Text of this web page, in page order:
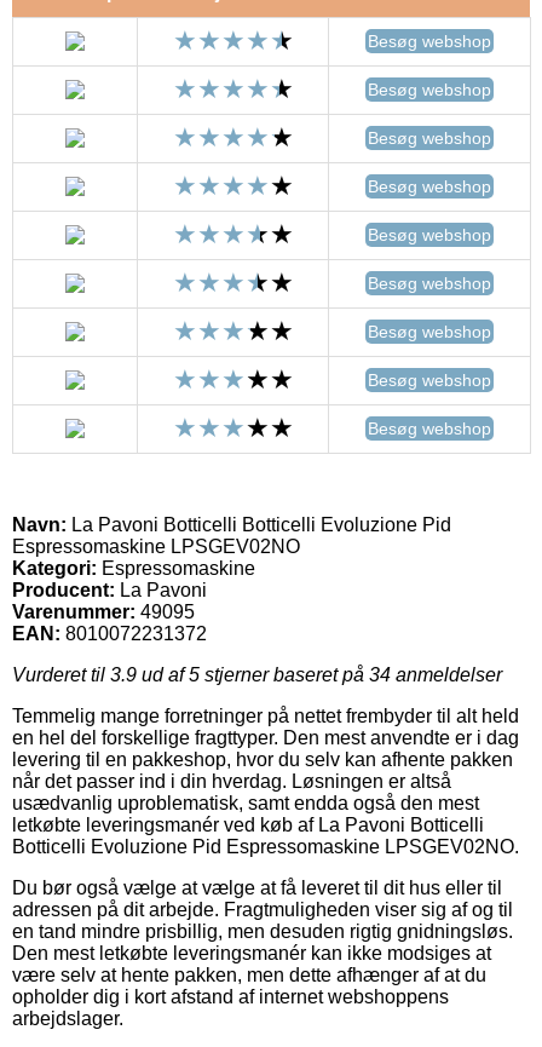
Besøg webshop
Besøg webshop
Besøg webshop
Besøg webshop
Besøg webshop
Besøg webshop
Besøg webshop
Besøg webshop
Besøg webshop
Navn: La Pavoni Botticelli Botticelli Evoluzione Pid
Espressomaskine LPSGEV02NO
Kategori: Espressomaskine
Producent: La Pavoni
Varenummer: 49095
EAN: 8010072231372
Vurderet til 3.9 ud af 5 stjerner baseret på 34 anmeldelser
Temmelig mange forretninger på nettet frembyder til alt held
en hel del forskellige fragttyper. Den mest anvendte er i dag
levering til en pakkeshop, hvor du selv kan afhente pakken
når det passer ind i din hverdag. Løsningen er altså
usædvanlig uproblematisk, samt endda også den mest
letkøbte leveringsmanér ved køb af La Pavoni Botticelli
Botticelli Evoluzione Pid Espressomaskine LPSGEV02NO.
Du bør også vælge at vælge at få leveret til dit hus eller til
adressen på dit arbejde. Fragtmuligheden viser sig af og til
en tand mindre prisbillig, men desuden rigtig gnidningsløs.
Den mest letkøbte leveringsmanér kan ikke modsiges at
være selv at hente pakken, men dette afhænger af at du
opholder dig i kort afstand af internet webshoppens
arbejdslager.